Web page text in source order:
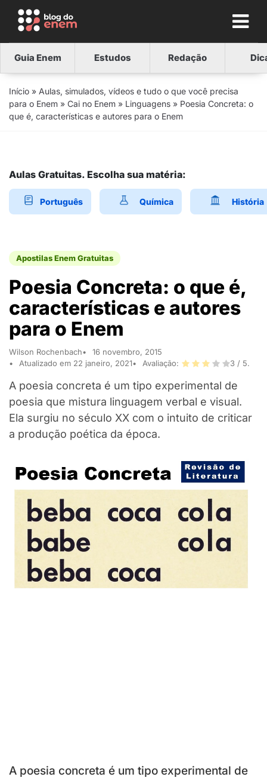
Guia Enem Estudos Redação
Início » Aulas, simulados, vídeos e tudo o que você precisa
para o Enem » Cai no Enem » Linguagens » Poesia Concreta: o
que é, características e autores para o Enem
Aulas Gratuitas. Escolha sua matéria:
Português Química História
Apostilas Enem Gratuitas
Poesia Concreta: o que é,
características e autores
para o Enem
Wilson Rochenbach
16 novembro, 2015
Atualizado em 22 janeiro, 2021
Avaliação: 3 / 5.
A poesia concreta é um tipo experimental de
poesia que mistura linguagem verbal e visual.
Ela surgiu no século XX com o intuito de criticar
a produção poética da época.
A poesia concreta é um tipo experimental de